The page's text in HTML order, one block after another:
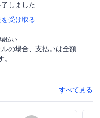
しました
受け取る
払い
の場合、支払いは全額
。
すべて見る